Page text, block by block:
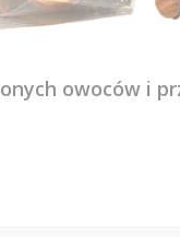
owoców i